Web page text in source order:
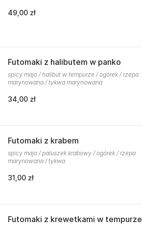
49,00 zł
Futomaki z halibutem w panko
spicy majo / halibut w tempurze / ogórek / rzepa
marynowana / tykwa marynowana
34,00 zł
Futomaki z krabem
spicy majo / paluszek krabowy / ogórek / rzepa
marynowana / tykwa
31,00 zł
Futomaki z krewetkami w tempurze